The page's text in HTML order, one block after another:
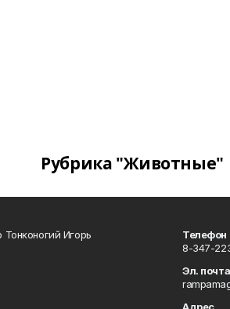
Рубрика "Животные"
Игорь
Телефон
8-347-
Эл. почта